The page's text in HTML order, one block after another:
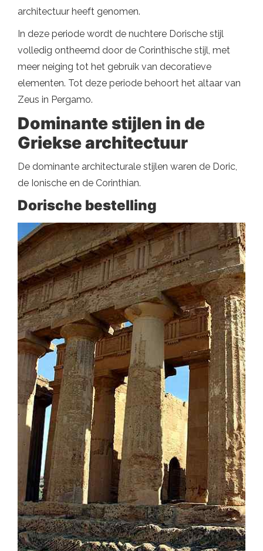
architectuur heeft genomen.
In deze periode wordt de nuchtere Dorische stijl
volledig ontheemd door de Corinthische stijl, met
meer neiging tot het gebruik van decoratieve
elementen. Tot deze periode behoort het altaar van
Zeus in Pergamo.
Dominante stijlen in de
Griekse architectuur
De dominante architecturale stijlen waren de Doric,
de Ionische en de Corinthian.
Dorische bestelling